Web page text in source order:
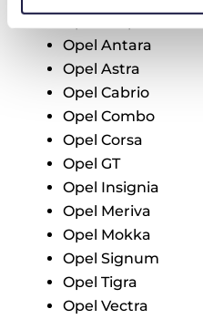
Opel Antara
Opel Astra
Opel Cabrio
Opel Combo
Opel Corsa
Opel GT
Opel Insignia
Opel Meriva
Opel Mokka
Opel Signum
Opel Tigra
Opel Vectra